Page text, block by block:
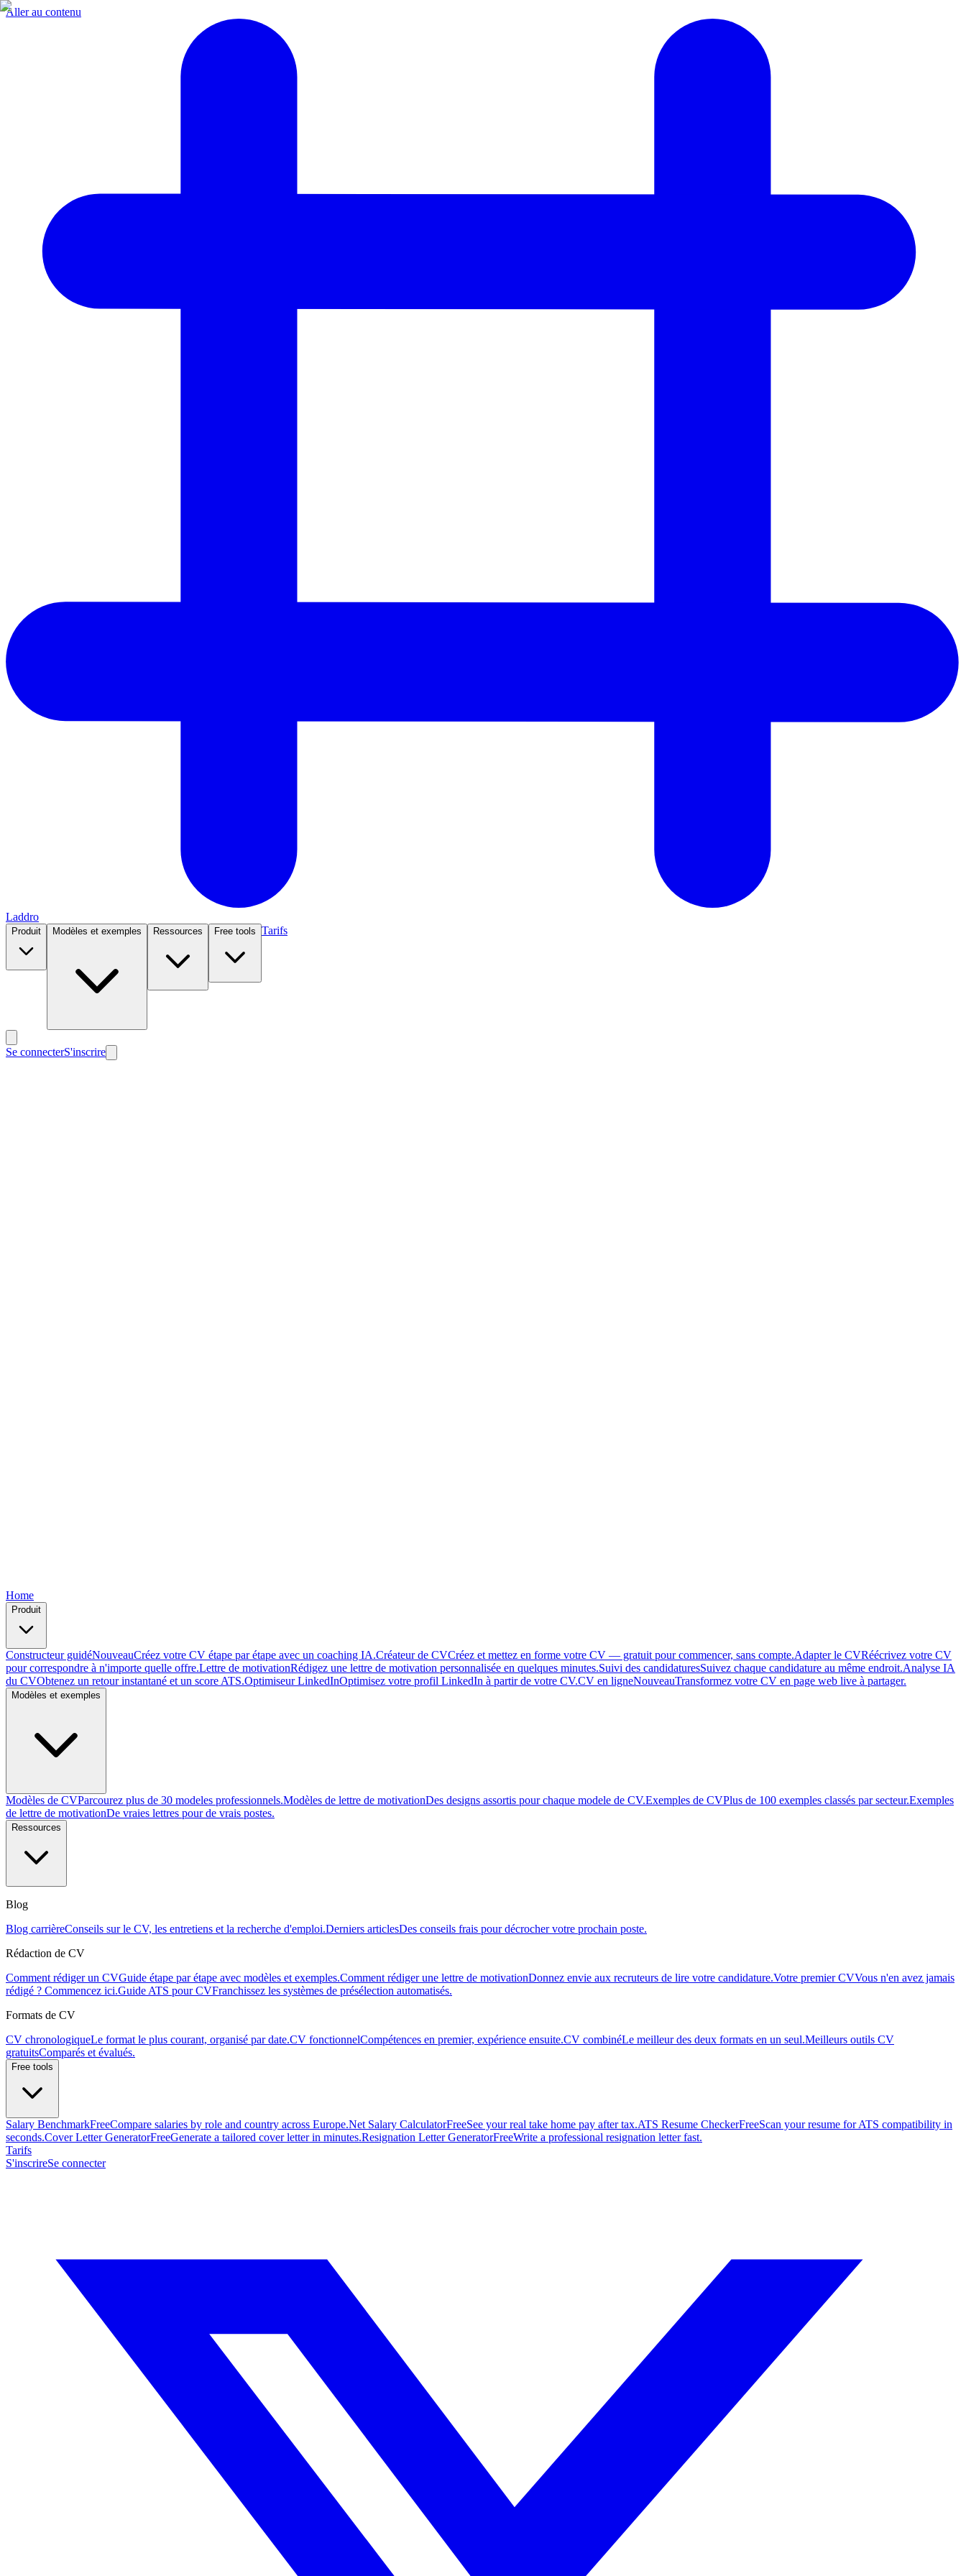
Aller au contenu
Laddro
Produit Modèles et exemples Ressources Free tools Tarifs
Se connecterS'inscrire
Home
Produit
Constructeur guidéNouveauCréez votre CV étape par étape avec un coaching IA.Créateur de CVCréez et mettez en forme votre CV — gratuit pour commencer, sans compte.Adapter le CVRéécrivez votre CV
pour correspondre à n'importe quelle offre.Lettre de motivationRédigez une lettre de motivation personnalisée en quelques minutes.Suivi des candidaturesSuivez chaque candidature au même endroit.Analyse IA
du CVObtenez un retour instantané et un score ATS.Optimiseur LinkedInOptimisez votre profil LinkedIn à partir de votre CV.CV en ligneNouveauTransformez votre CV en page web live à partager.
Modèles et exemples
Modèles de CVParcourez plus de 30 modeles professionnels.Modèles de lettre de motivationDes designs assortis pour chaque modele de CV.Exemples de CVPlus de 100 exemples classés par secteur.Exemples
de lettre de motivationDe vraies lettres pour de vrais postes.
Ressources
Blog
Blog carrièreConseils sur le CV, les entretiens et la recherche d'emploi.Derniers articlesDes conseils frais pour décrocher votre prochain poste.
Rédaction de CV
Comment rédiger un CVGuide étape par étape avec modèles et exemples.Comment rédiger une lettre de motivationDonnez envie aux recruteurs de lire votre candidature.Votre premier CVVous n'en avez jamais
rédigé ? Commencez ici.Guide ATS pour CVFranchissez les systèmes de présélection automatisés.
Formats de CV
CV chronologiqueLe format le plus courant, organisé par date.CV fonctionnelCompétences en premier, expérience ensuite.CV combinéLe meilleur des deux formats en un seul.Meilleurs outils CV
gratuitsComparés et évalués.
Free tools
Salary BenchmarkFreeCompare salaries by role and country across Europe.Net Salary CalculatorFreeSee your real take home pay after tax.ATS Resume CheckerFreeScan your resume for ATS compatibility in
seconds.Cover Letter GeneratorFreeGenerate a tailored cover letter in minutes.Resignation Letter GeneratorFreeWrite a professional resignation letter fast.
Tarifs
S'inscrireSe connecter